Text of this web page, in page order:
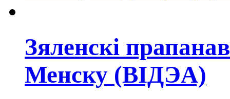
Зяленскі
Менску (ВІДЭА)